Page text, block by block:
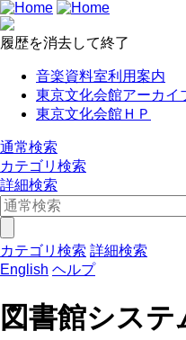
履歴を消去して終了
音楽資料室利用案内
東京文化会館アーカイ
東京文化会館ＨＰ
通常検索
カテゴリ検索
詳細検索
カテゴリ検索 詳細検索
English ヘルプ
図書館シス